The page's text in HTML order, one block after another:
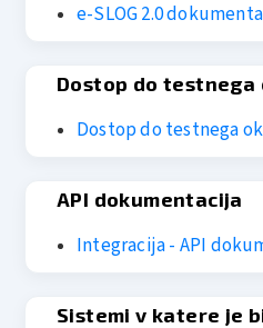
e-SLOG 2.0
Dostop do testnega
Dostop do testnega
API dokumentacija
Integracija - API
Sistemi v katere je